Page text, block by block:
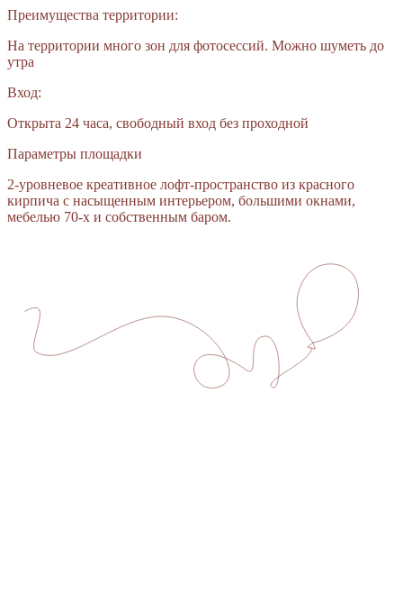
Преимущества территории:
На территории много зон для фотосессий. Можно шуметь до
утра
Вход:
Открыта 24 часа, свободный вход без проходной
Параметры площадки
2-уровневое креативное лофт-пространство из красного
кирпича с насыщенным интерьером, большими окнами,
мебелью 70-х и собственным баром.